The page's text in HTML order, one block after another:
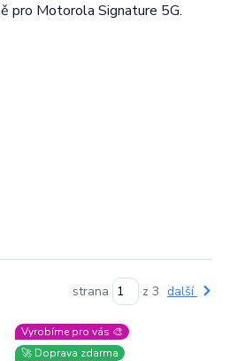
pro Motorola Signature 5G.
strana z 3 další
Vyrobíme pro vás 🎨
🚀 Doprava zdarma